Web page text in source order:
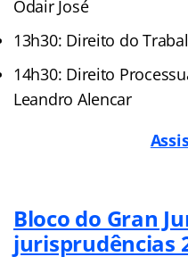
Odair José
13h30: Direito do
14h30: Direito
Leandro Alencar
Bloco do Gran
jurisprudências